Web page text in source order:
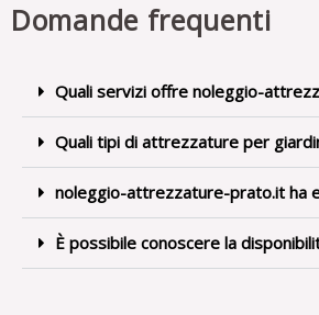
Domande frequenti
Quali servizi offre noleggio-
Quali tipi di attrezzature per
noleggio-attrezzature-prato.it ha
È possibile conoscere la